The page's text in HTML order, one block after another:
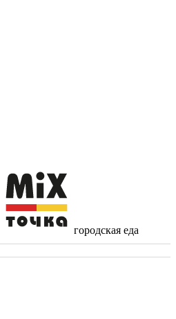
городская еда